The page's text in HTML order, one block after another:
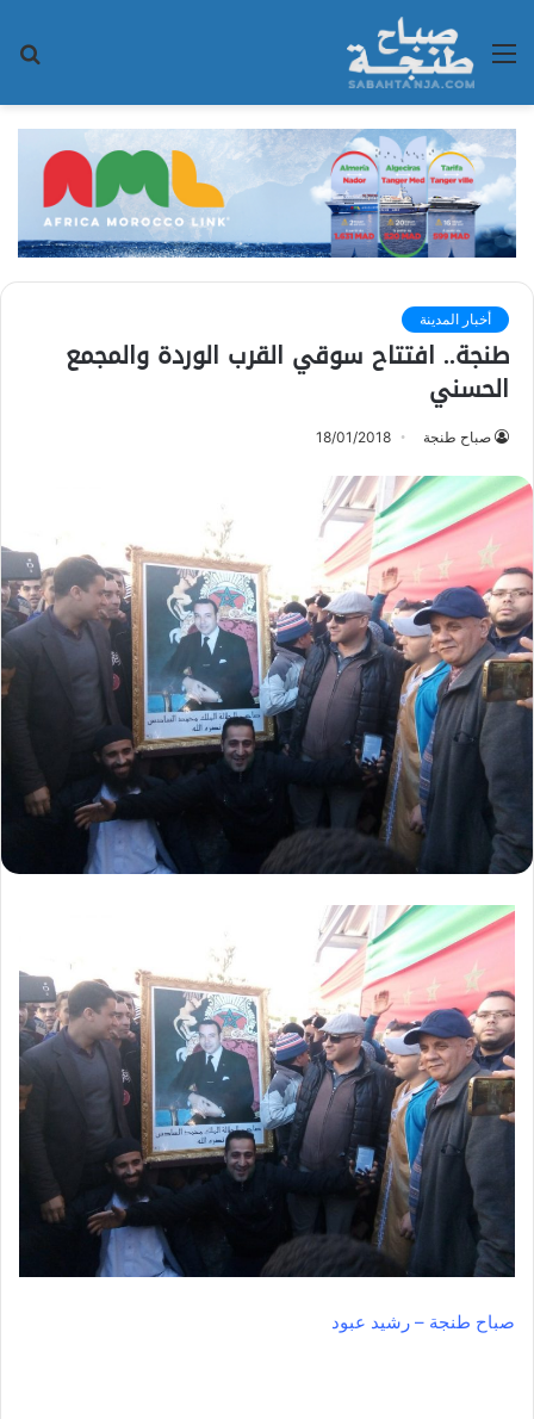
القائمة
أخبار المدينة
طنجة.. افتتاح سوقي القرب الوردة والمجمع
الحسني
صباح طنجة 18/01/2018
صباح طنجة – رشيد عبود